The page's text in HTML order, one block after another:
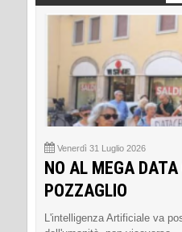
Venerdì 31 Luglio 2026
NO AL MEGA
POZZAGLIO
L'intelligenza Artificiale va